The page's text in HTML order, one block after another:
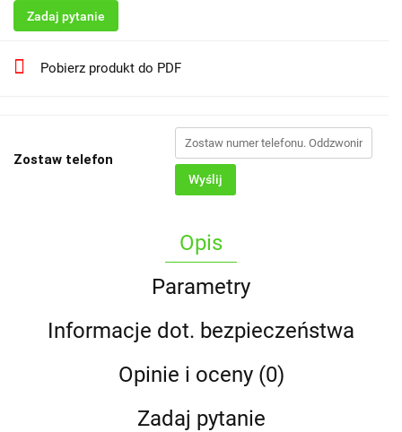
Zadaj pytanie
Pobierz produkt do PDF
Zostaw telefon
Wyślij
Opis
Parametry
Informacje dot. bezpieczeństwa
Opinie i oceny (0)
Zadaj pytanie